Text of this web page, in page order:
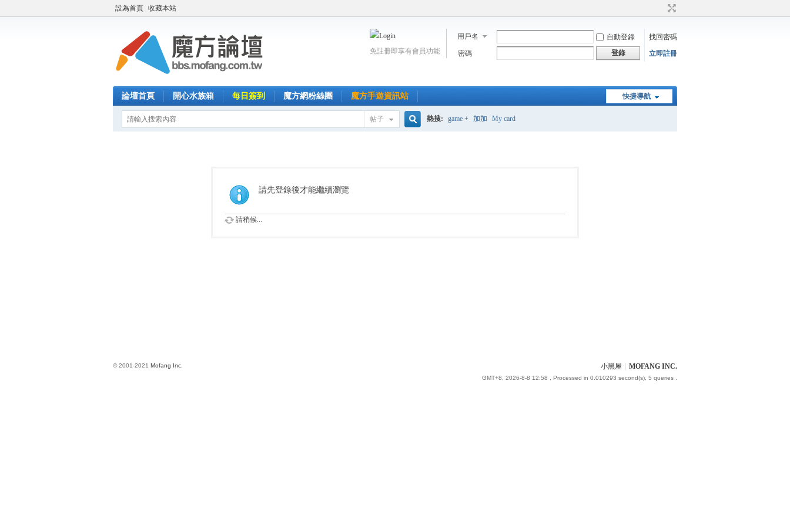
設為首頁 收藏本站
用戶名 自動登錄
找回密碼
密碼
登錄 立即註冊
免註冊即享有會員功能
快捷導航
論壇首頁 開心水族箱 每日簽到 魔方網粉絲團 魔方手遊資訊站
帖子 熱搜: game + 加加 My card
請先登錄後才能繼續瀏覽
請稍候...
小黑屋 MOFANG INC.
GMT+8, 2026-8-8 12:58 , Processed in 0.010293 second(s), 5 queries .
© 2001-2021 Mofang Inc.